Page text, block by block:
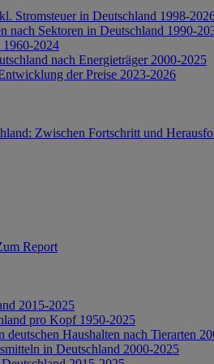
Stromsteuer in Deutschland 1998-
nach Sektoren in Deutschland 1990-
2024
nach Energieträger 2000-2025
der Preise 2023-2026
Zwischen Fortschritt und
Report
2015-2025
pro Kopf 1950-2025
deutschen Haushalten nach Tierarten
in Deutschland 2000-2025